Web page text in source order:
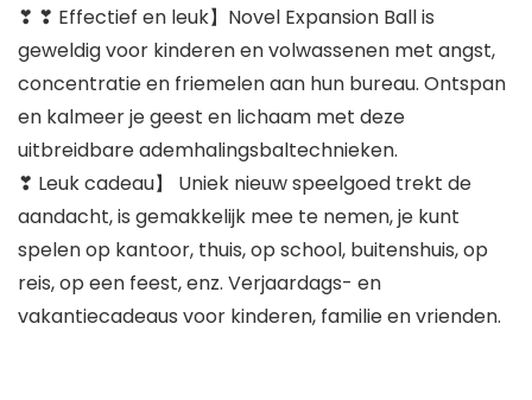
❣ ❣ Effectief en leuk】Novel Expansion Ball is
geweldig voor kinderen en volwassenen met angst,
concentratie en friemelen aan hun bureau. Ontspan
en kalmeer je geest en lichaam met deze
uitbreidbare ademhalingsbaltechnieken.
❣ Leuk cadeau】 Uniek nieuw speelgoed trekt de
aandacht, is gemakkelijk mee te nemen, je kunt
spelen op kantoor, thuis, op school, buitenshuis, op
reis, op een feest, enz. Verjaardags- en
vakantiecadeaus voor kinderen, familie en vrienden.